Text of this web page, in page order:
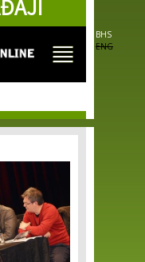
BHS
ENG